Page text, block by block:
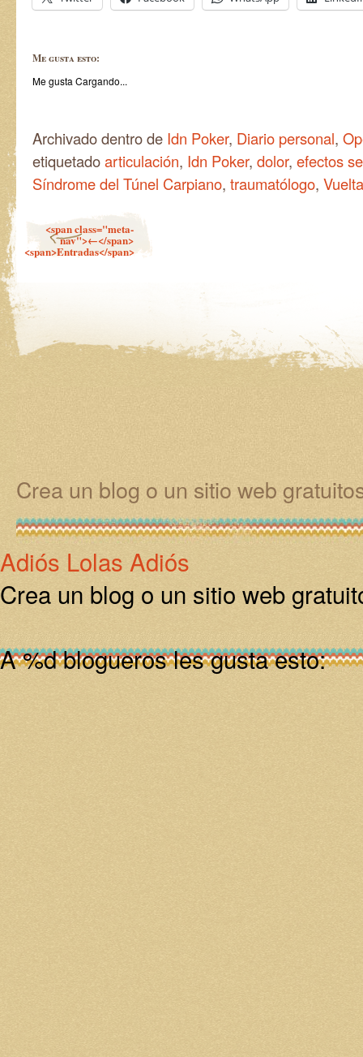
Me gusta esto:
Me gusta Cargando...
Archivado dentro de Idn Poker, Diario personal,
etiquetadoarticulación, Idn Poker, dolor, efectos
Síndrome del Túnel Carpiano, traumatólogo,
<span class="meta-
nav">←</span>
<span>Entradas</span>
antiguas
Crea un blog o un sitio web
Adiós Lolas Adiós
Crea un blog o un sitio web
A%dblogueros les gusta esto: